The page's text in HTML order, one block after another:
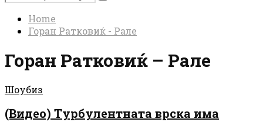
for:
Search
Home
Горан Ратковиќ - Рале
Горан Ратковиќ – Рале
Шоубиз
(Видео) Турбулентната врска има